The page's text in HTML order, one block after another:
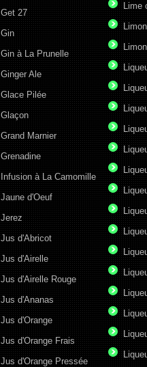
Get 27
Gin
Gin à La Prunelle
Ginger Ale
Glace Pilée
Glaçon
Grand Marnier
Grenadine
Infusion à La Camomille
Jaune d'Oeuf
Jerez
Jus d'Abricot
Jus d'Airelle
Jus d'Airelle Rouge
Jus d'Ananas
Jus d'Orange
Jus d'Orange Frais
Jus d'Orange Pressée
Lime